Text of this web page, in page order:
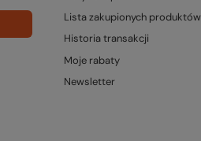
Lista zakupionych produktów
Historia transakcji
Moje rabaty
Newsletter